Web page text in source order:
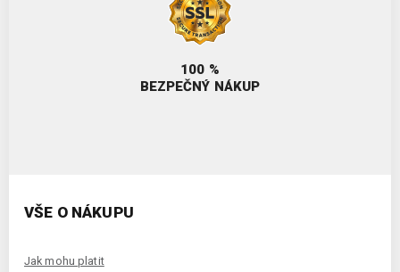
100 %
BEZPEČNÝ NÁKUP
VŠE O NÁKUPU
Jak mohu platit